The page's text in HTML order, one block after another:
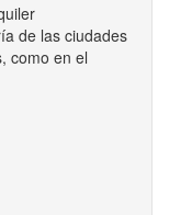
de las ciudades
como en el